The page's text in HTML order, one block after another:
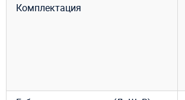
Комплектация